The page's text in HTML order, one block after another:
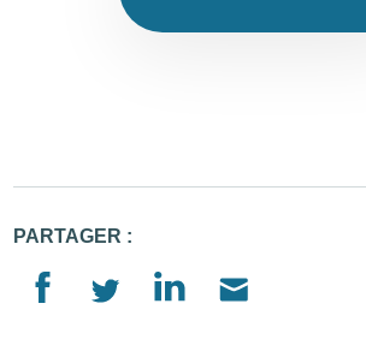
PARTAGER :